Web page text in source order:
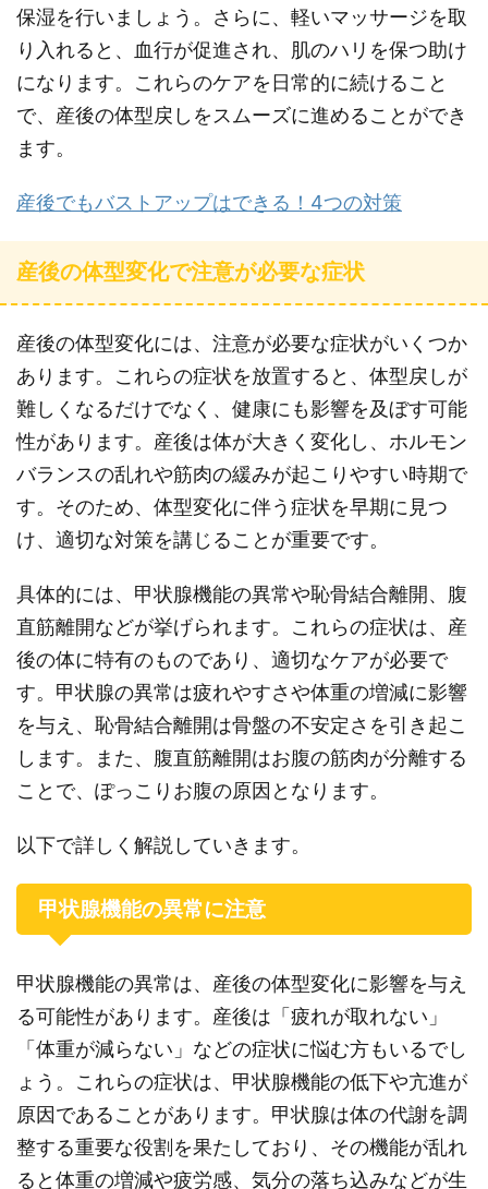
保湿を行いましょう。さらに、軽いマッサージを取
り入れると、血行が促進され、肌のハリを保つ助け
になります。これらのケアを日常的に続けること
で、産後の体型戻しをスムーズに進めることができ
ます。
産後でもバストアップはできる！4つの対策
産後の体型変化で注意が必要な症状
産後の体型変化には、注意が必要な症状がいくつか
あります。これらの症状を放置すると、体型戻しが
難しくなるだけでなく、健康にも影響を及ぼす可能
性があります。産後は体が大きく変化し、ホルモン
バランスの乱れや筋肉の緩みが起こりやすい時期で
す。そのため、体型変化に伴う症状を早期に見つ
け、適切な対策を講じることが重要です。
具体的には、甲状腺機能の異常や恥骨結合離開、腹
直筋離開などが挙げられます。これらの症状は、産
後の体に特有のものであり、適切なケアが必要で
す。甲状腺の異常は疲れやすさや体重の増減に影響
を与え、恥骨結合離開は骨盤の不安定さを引き起こ
します。また、腹直筋離開はお腹の筋肉が分離する
ことで、ぽっこりお腹の原因となります。
以下で詳しく解説していきます。
甲状腺機能の異常に注意
甲状腺機能の異常は、産後の体型変化に影響を与え
る可能性があります。産後は「疲れが取れない」
「体重が減らない」などの症状に悩む方もいるでし
ょう。これらの症状は、甲状腺機能の低下や亢進が
原因であることがあります。甲状腺は体の代謝を調
整する重要な役割を果たしており、その機能が乱れ
ると体重の増減や疲労感、気分の落ち込みなどが生